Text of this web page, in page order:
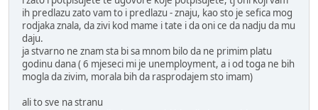
ih predlazu zato vam to i predlazu - znaju, kao sto je sefica mog
rodjaka znala, da zivi kod mame i tate i da oni ce da nadju da mu
daju.
ja stvarno ne znam sta bi sa mnom bilo da ne primim platu
godinu dana ( 6 mjeseci mi je unemployment, a i od toga ne bih
mogla da zivim, morala bih da rasprodajem sto imam)
ali to sve na stranu